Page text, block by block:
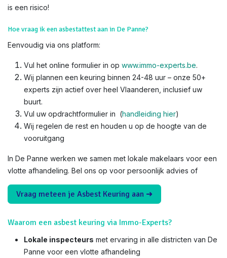
is een risico!​
Hoe vraag ik een asbestattest aan in De Panne?
Eenvoudig via ons platform:
Vul het online formulier in op www.immo-experts.be.
Wij plannen een keuring binnen 24-48 uur – onze 50+
experts zijn actief over heel Vlaanderen, inclusief uw
buurt.
Vul uw opdrachtformulier in (handleiding hier)
Wij regelen de rest en houden u op de hoogte van de
vooruitgang
In De Panne werken we samen met lokale makelaars voor een
vlotte afhandeling. Bel ons op voor persoonlijk advies of
Vraag meteen je Asbest Keuring aan ➜
Waarom een asbest keuring via Immo-Experts?
Lokale inspecteurs met ervaring in alle districten van De
Panne voor een vlotte afhandeling